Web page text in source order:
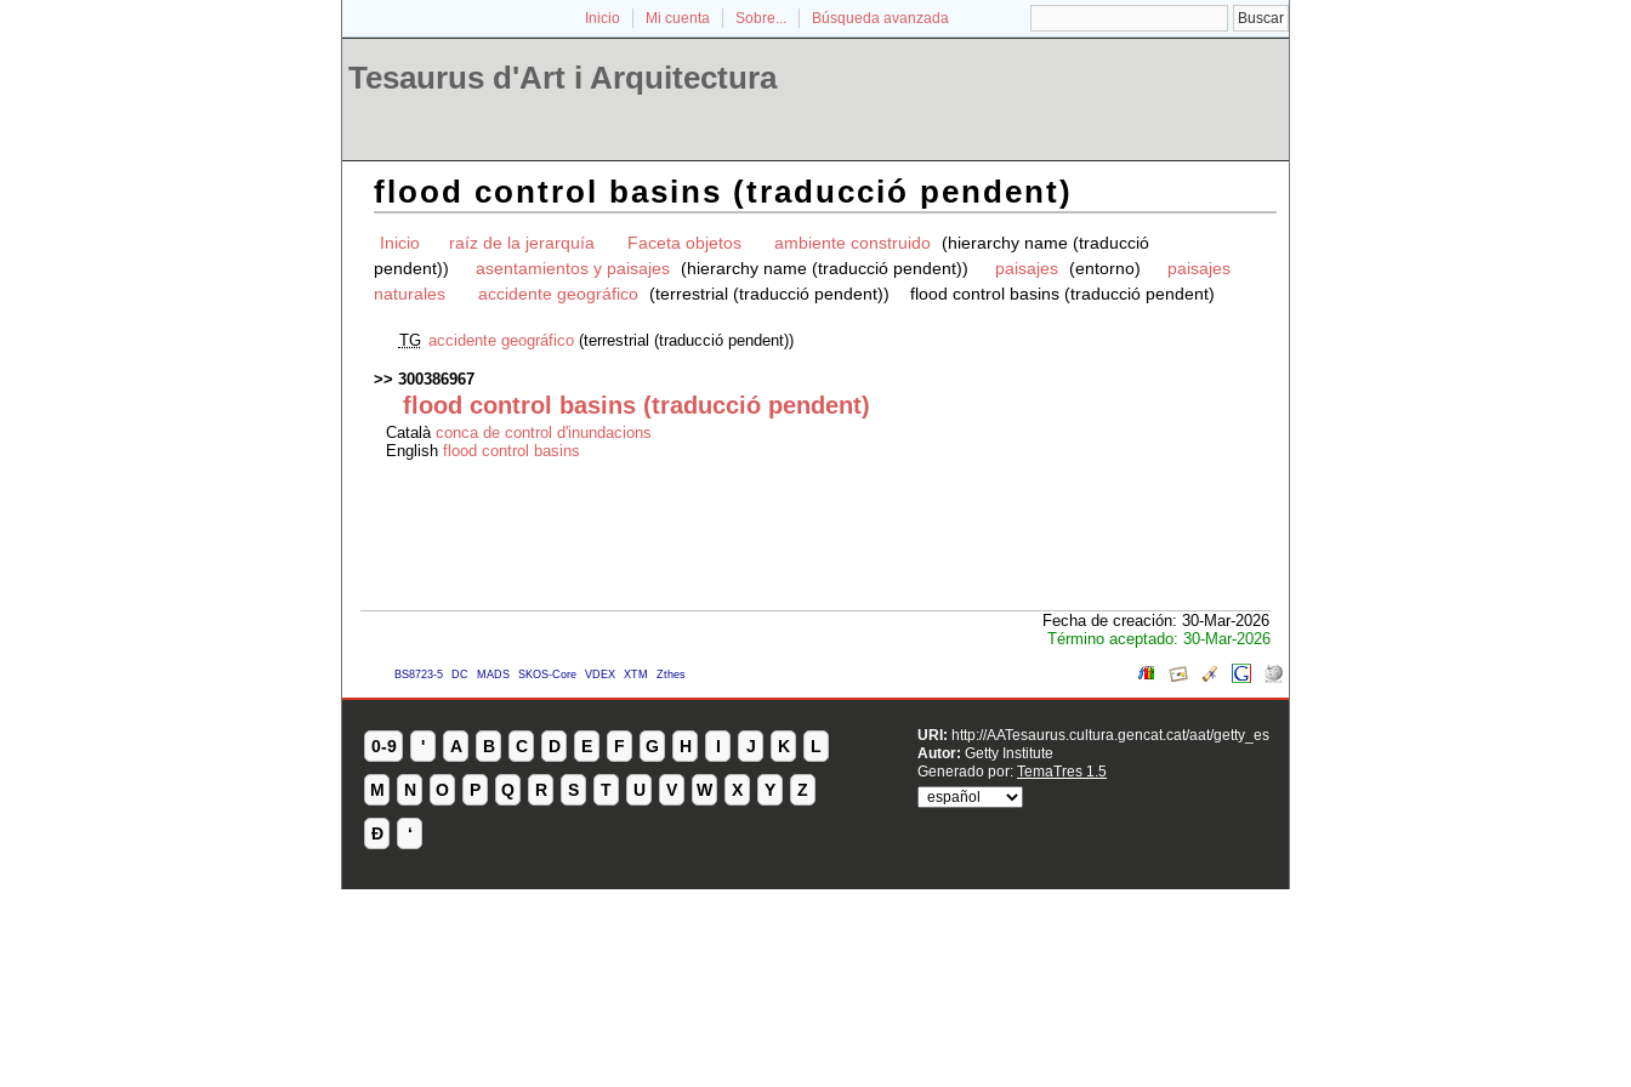
Inicio Mi cuenta Sobre... Búsqueda avanzada
Tesaurus d'Art i Arquitectura
flood control basins (traducció pendent)
Inicio raíz de la jerarquía Faceta objetos ambiente construido (hierarchy name (traducció
pendent))
asentamientos y paisajes (hierarchy name (traducció pendent)) paisajes (entorno)
paisajes
naturales
accidente geográfico (terrestrial (traducció pendent)) flood control basins (traducció pendent)
TG accidente geográfico(terrestrial (traducció pendent))
300386967
flood control basins (traducció pendent)
Català conca de control d'inundacions
English flood control basins
Fecha de creación: 30-Mar-2026
Término aceptado: 30-Mar-2026
BS8723-5 DC MADS SKOS-Core VDEX XTM Zthes
0-9 ' A B C D E F G H I J K L
M N O P Q R S T U V W X Y Z
Ð ʻ
URI: http://AATesaurus.cultura.gencat.cat/aat/getty_es
Autor: Getty Institute
Generado por: TemaTres 1.5